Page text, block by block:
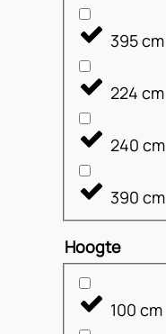
395 cm
224 cm
240 cm
390 cm
Hoogte
100 cm